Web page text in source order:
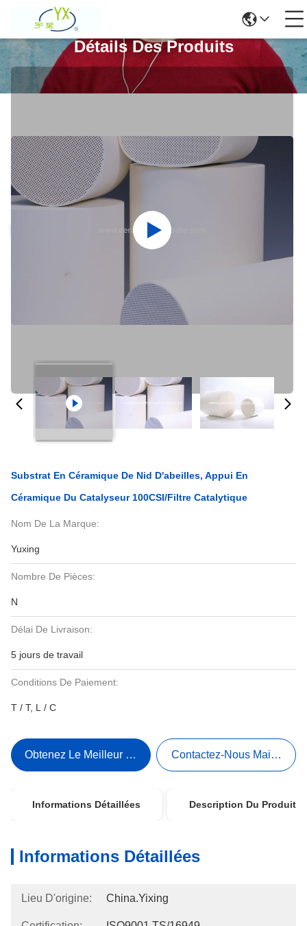
Détails Des Produits
Substrat En Céramique De Nid D'abeilles, Appui En
Céramique Du Catalyseur 100CSI/filtre Catalytique
Nom De La Marque:
Yuxing
Nombre De Pièces:
N
Délai De Livraison:
5 jours de travail
Conditions De Paiement:
T / T, L / C
Obtenez Le Meilleur Prix Contactez-Nous Maintenant
Informations Détaillées Description Du Produit
Informations Détaillées
Lieu D'origine: China.Yixing